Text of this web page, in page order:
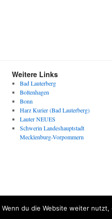
Weitere Links
Bad Lauterberg
Boltenhagen
Bonn
Harz Kurier (Bad Lauterberg)
Lauter NEUES
Schwerin Landeshauptstadt
Mecklenburg-Vorpommern
du die Website weiter